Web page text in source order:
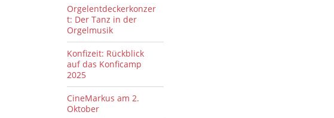
Orgelentdeckerkonzer
t: Der Tanz in der
Orgelmusik
Konfizeit: Rückblick
auf das Konficamp
2025
CineMarkus am 2.
Oktober